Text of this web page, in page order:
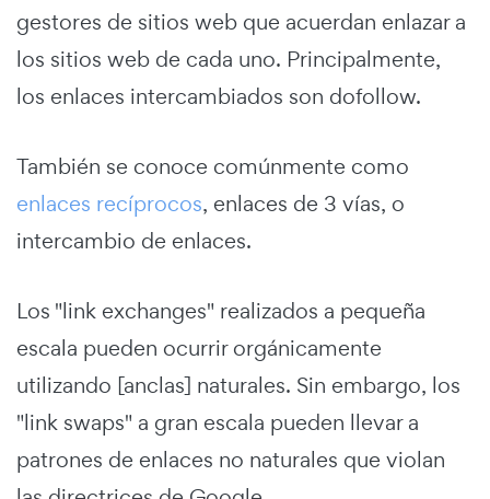
gestores de sitios web que acuerdan enlazar a
los sitios web de cada uno. Principalmente,
los enlaces intercambiados son dofollow.
También se conoce comúnmente como
enlaces recíprocos, enlaces de 3 vías, o
intercambio de enlaces.
Los "link exchanges" realizados a pequeña
escala pueden ocurrir orgánicamente
utilizando [anclas] naturales. Sin embargo, los
"link swaps" a gran escala pueden llevar a
patrones de enlaces no naturales que violan